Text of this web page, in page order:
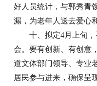
好人员统计，与郭秀青
漏，为老年人送去爱心
十、拟定4月上旬
会。要有创新、有创意
道文体部门领导、专业
居民参与进来，确保呈